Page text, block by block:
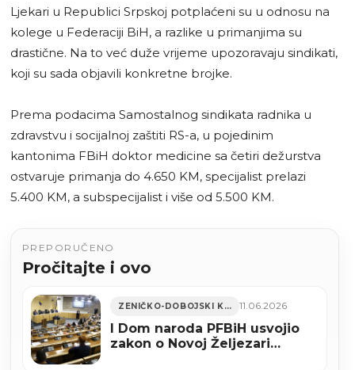
Ljekari u Republici Srpskoj potplaćeni su u odnosu na
kolege u Federaciji BiH, a razlike u primanjima su
drastične. Na to već duže vrijeme upozoravaju sindikati,
koji su sada objavili konkretne brojke.
Prema podacima Samostalnog sindikata radnika u
zdravstvu i socijalnoj zaštiti RS-a, u pojedinim
kantonima FBiH doktor medicine sa četiri dežurstva
ostvaruje primanja do 4.650 KM, specijalist prelazi
5.400 KM, a subspecijalist i više od 5.500 KM.
PREPORUČENO
Pročitajte i ovo
ZENIČKO-DOBOJSKI KANTON 11.06.2026
I Dom naroda PFBiH usvojio
zakon o Novoj Željezari